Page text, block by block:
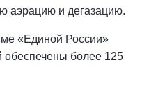
аэрацию и дегазацию.
«Единой России»
обеспечены более 125